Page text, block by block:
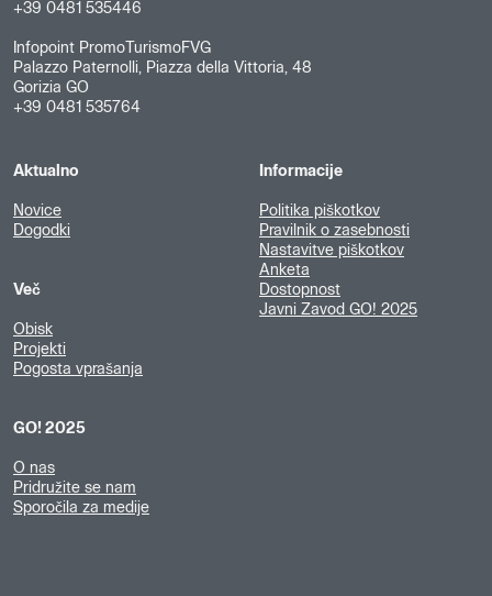
+39 0481 535446
Infopoint PromoTurismoFVG
Palazzo Paternolli, Piazza della Vittoria, 48
Gorizia GO
+39 0481 535764
Aktualno
Novice
Dogodki
Več
Obisk
Projekti
Pogosta vprašanja
GO! 2025
O nas
Pridružite se nam
Sporočila za medije
Informacije
Politika piškotkov
Pravilnik o zasebnosti
Nastavitve piškotkov
Anketa
Dostopnost
Javni Zavod GO! 2025